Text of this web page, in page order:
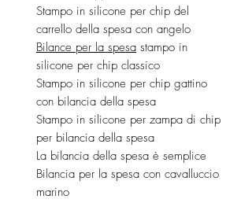
Stampo in silicone per chip del
carrello della spesa con angelo
Bilance per la spesa stampo in
silicone per chip classico
Stampo in silicone per chip gattino
con bilancia della spesa
Stampo in silicone per zampa di chip
per bilancia della spesa
La bilancia della spesa è semplice
Bilancia per la spesa con cavalluccio
marino